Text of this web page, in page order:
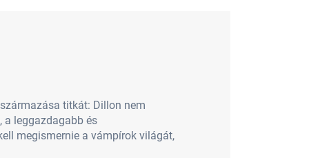
titkát: Dillon nem
a leggazdagabb és
megismernie a vámpírok világát,